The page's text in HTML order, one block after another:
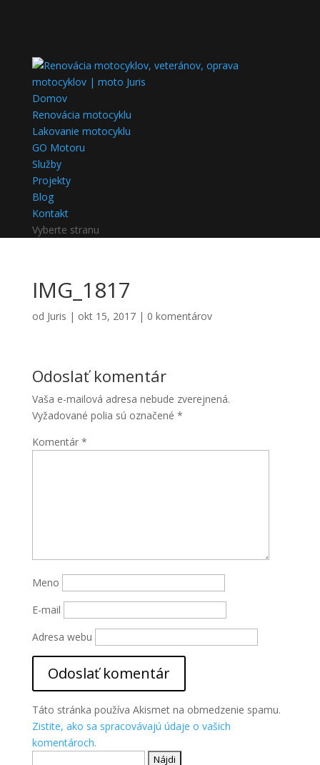
Domov
Renovácia motocyklu
Lakovanie motocyklu
GO Motoru
Služby
Projekty
Blog
Kontakt
Vyberte stranu
IMG_1817
od Juris | okt 15, 2017| 0 komentárov
Odoslať komentár
Vaša e-mailová adresa nebude zverejnená.
Vyžadované polia sú označené *
Komentár *
Meno
E-mail
Adresa webu
Táto stránka používa Akismet na obmedzenie spamu.
Zistite, ako sa spracovávajú údaje o vašich
komentároch.
fungovanie
stránky.
Štatistiky
zlepšiť
funkčnosť
štruktúru
webovej
stránky na